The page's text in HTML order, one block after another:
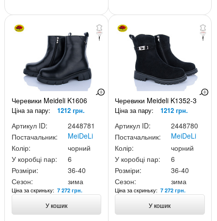
Черевики Meideli K1606
Ціна за пару: 1212 грн.
Артикул ID:
2448781
Постачальник:
MeiDeLi
Колір:
чорний
У коробці пар:
6
Розміри:
36-40
Сезон:
зима
Ціна за скриньку: 7 272 грн.
У кошик
Черевики Meideli K1352-3
Ціна за пару: 1212 грн.
Артикул ID:
2448780
Постачальник:
MeiDeLi
Колір:
чорний
У коробці пар:
6
Розміри:
36-40
Сезон:
зима
Ціна за скриньку:7 272 грн.
У кошик